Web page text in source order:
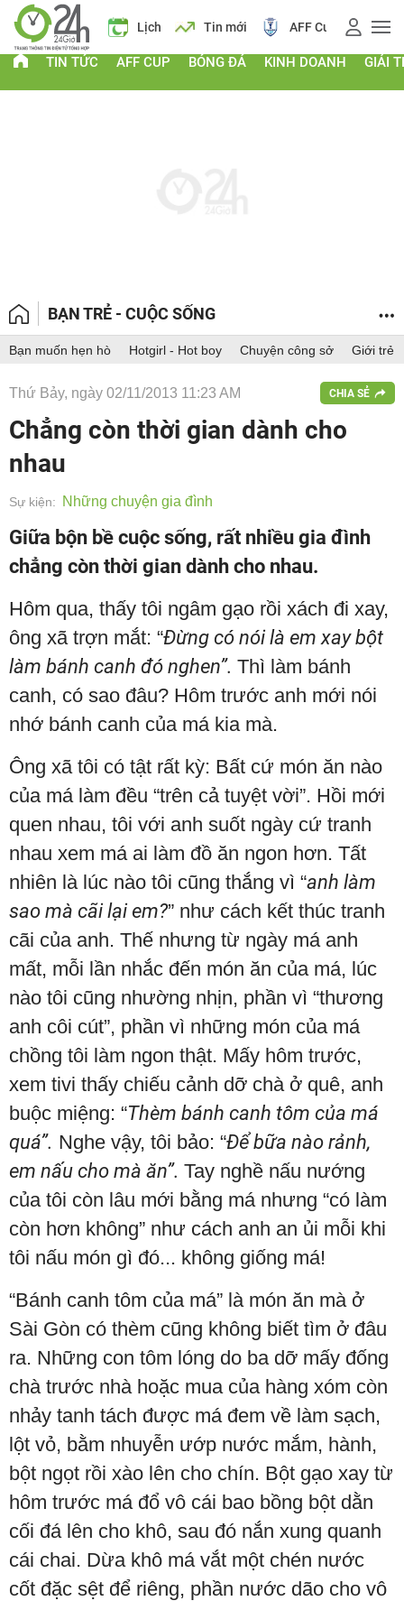
Giá vàng Lịch Tin mới AFF Cup Điểm
TIN TỨC AFF CUP BÓNG ĐÁ KINH DOANH GIẢI
BẠN TRẺ - CUỘC SỐNG
Bạn muốn hẹn hò Hotgirl - Hot boy Chuyện công sở Giới trẻ
Thứ Bảy, ngày 02/11/2013 11:23 AM CHIA SẺ
Chẳng còn thời gian dành cho
nhau
Sự kiện: Những chuyện gia đình
Giữa bộn bề cuộc sống, rất nhiều gia đình
chẳng còn thời gian dành cho nhau.
Hôm qua, thấy tôi ngâm gạo rồi xách đi xay,
ông xã trợn mắt: “Đừng có nói là em xay bột
làm bánh canh đó nghen”. Thì làm bánh
canh, có sao đâu? Hôm trước anh mới nói
nhớ bánh canh của má kia mà.
Ông xã tôi có tật rất kỳ: Bất cứ món ăn nào
của má làm đều “trên cả tuyệt vời”. Hồi mới
quen nhau, tôi với anh suốt ngày cứ tranh
nhau xem má ai làm đồ ăn ngon hơn. Tất
nhiên là lúc nào tôi cũng thắng vì “anh làm
sao mà cãi lại em?” như cách kết thúc tranh
cãi của anh. Thế nhưng từ ngày má anh
mất, mỗi lần nhắc đến món ăn của má, lúc
nào tôi cũng nhường nhịn, phần vì “thương
anh côi cút”, phần vì những món của má
chồng tôi làm ngon thật. Mấy hôm trước,
xem tivi thấy chiếu cảnh dỡ chà ở quê, anh
buộc miệng: “Thèm bánh canh tôm của má
quá”. Nghe vậy, tôi bảo: “Để bữa nào rảnh,
em nấu cho mà ăn”. Tay nghề nấu nướng
của tôi còn lâu mới bằng má nhưng “có làm
còn hơn không” như cách anh an ủi mỗi khi
tôi nấu món gì đó... không giống má!
“Bánh canh tôm của má” là món ăn mà ở
Sài Gòn có thèm cũng không biết tìm ở đâu
ra. Những con tôm lóng do ba dỡ mấy đống
chà trước nhà hoặc mua của hàng xóm còn
nhảy tanh tách được má đem về làm sạch,
lột vỏ, bằm nhuyễn ướp nước mắm, hành,
bột ngọt rồi xào lên cho chín. Bột gạo xay từ
hôm trước má đổ vô cái bao bồng bột dằn
cối đá lên cho khô, sau đó nắn xung quanh
cái chai. Dừa khô má vắt một chén nước
cốt đặc sệt để riêng, phần nước dão cho vô